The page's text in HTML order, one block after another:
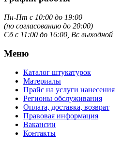
Пн-Пт с 10:00 до 19:00
(по согласованию до 20:00)
Сб с 11:00 до 16:00, Вс выходной
Меню
Каталог штукатурок
Материалы
Прайс на услуги нанесения
Регионы обслуживания
Оплата, доставка, возврат
Правовая информация
Вакансии
Контакты